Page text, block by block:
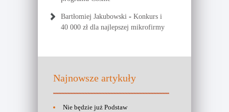
Bartłomiej Jakubowski - Konkurs i
40 000 zł dla najlepszej mikrofirmy
Najnowsze artykuły
Nie będzie już Podstaw